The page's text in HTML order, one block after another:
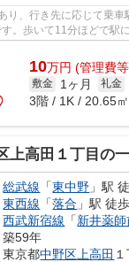
り、行き先に応じて乗車
。歩いて11分ほどで駅
足できる素...
10万円 (管理費
敷金 1ヶ月 礼金
3階 / 1K / 20.65㎡
上高田１丁目の
総武線 「東中野 」駅
東西線 「落合 」駅 徒
西武新宿線 「新井薬師
築59年
東京都中野区 上高田